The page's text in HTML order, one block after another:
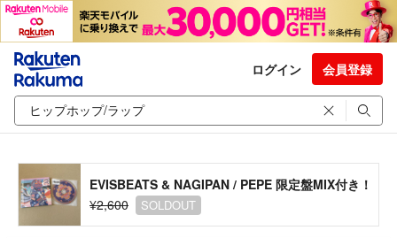
ログイン 会員登録
EVISBEATS & NAGIPAN / PEPE 限定盤MIX付き！
¥2,600
SOLDOUT